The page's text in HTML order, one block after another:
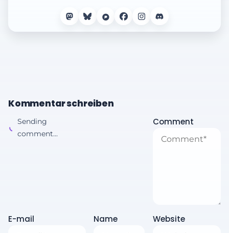
Kommentar schreiben
Sending
comment...
Comment
E-mail Name Website